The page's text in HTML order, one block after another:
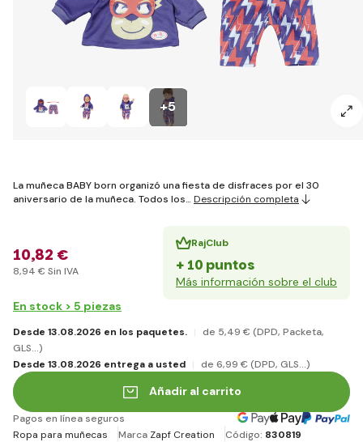
+5
La muñeca BABY born organizó una fiesta de disfraces por el 30
aniversario de la muñeca. Todos los… Descripción completa
10,82 €
8,94 € Sin IVA
RajClub
+ 10 puntos
Más información sobre el club
En stock > 5 piezas
Desde 13.08.2026 en los paquetes. de 5,49 € (DPD, Packeta,
GLS...)
Desde 13.08.2026 entrega a usted
de 6,99 € (DPD, GLS...)
Añadir al carrito
Pagos en línea seguros
Ropa para muñecas
Marca Zapf Creation Código: 830819